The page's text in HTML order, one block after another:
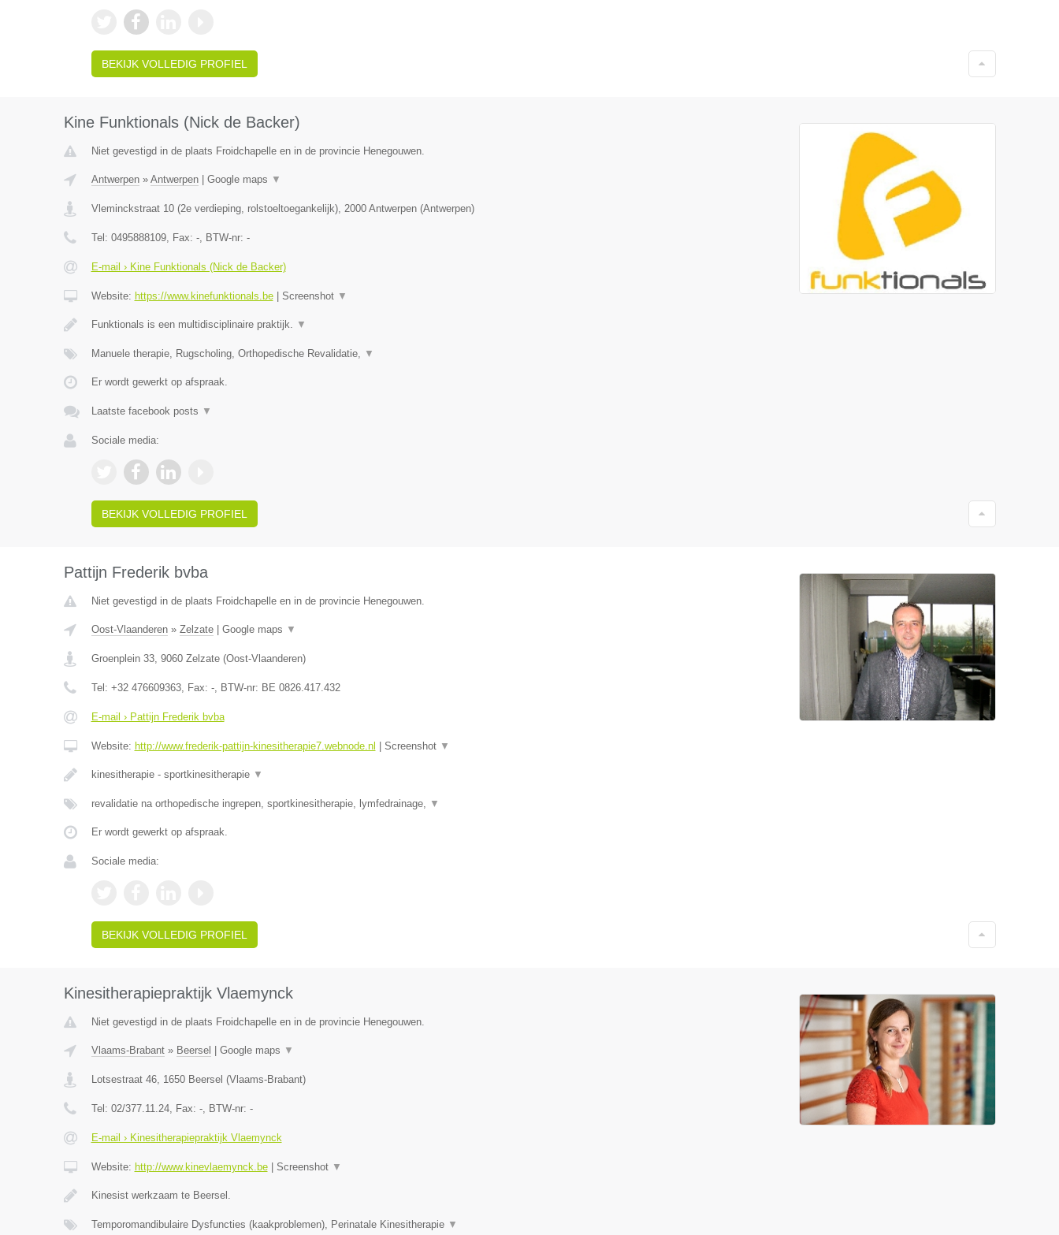
BEKIJK VOLLEDIG PROFIEL
Kine Funktionals (Nick de Backer)
Niet gevestigd in de plaats Froidchapelle en in de provincie Henegouwen.
Antwerpen» Antwerpen| Google maps ▼
Vleminckstraat 10 (2e verdieping, rolstoeltoegankelijk), 2000 Antwerpen(Antwerpen)
Tel: 0495888109, Fax: -, BTW-nr: -
E-mail › Kine Funktionals (Nick de Backer)
Website: https://www.kinefunktionals.be| Screenshot ▼
Funktionals is een multidisciplinaire praktijk. ▼
Manuele therapie, Rugscholing, Orthopedische Revalidatie, ▼
Er wordt gewerkt op afspraak.
Laatste facebook posts ▼
Sociale media:
BEKIJK VOLLEDIG PROFIEL
Pattijn Frederik bvba
Niet gevestigd in de plaats Froidchapelle en in de provincie Henegouwen.
Oost-Vlaanderen» Zelzate| Google maps ▼
Groenplein 33, 9060 Zelzate(Oost-Vlaanderen)
Tel: +32 476609363, Fax: -, BTW-nr: BE 0826.417.432
E-mail › Pattijn Frederik bvba
Website: http://www.frederik-pattijn-kinesitherapie7.webnode.nl Screenshot ▼
kinesitherapie - sportkinesitherapie ▼
revalidatie na orthopedische ingrepen, sportkinesitherapie, lymfedrainage, ▼
Er wordt gewerkt op afspraak.
Sociale media:
BEKIJK VOLLEDIG PROFIEL
Kinesitherapiepraktijk Vlaemynck
Niet gevestigd in de plaats Froidchapelle en in de provincie Henegouwen.
Vlaams-Brabant» Beersel Google maps ▼
Lotsestraat 46, 1650 Beersel (Vlaams-Brabant)
Tel: 02/377.11.24, Fax: -, BTW-nr: -
E-mail › Kinesitherapiepraktijk Vlaemynck
Website: http://www.kinevlaemynck.be| Screenshot ▼
Kinesist werkzaam te Beersel.
Temporomandibulaire Dysfuncties (kaakproblemen), Perinatale Kinesitherapie ▼